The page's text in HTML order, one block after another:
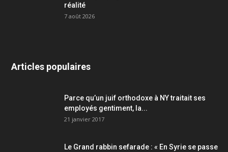
réalité
7 août 2026
Articles populaires
Parce qu’un juif orthodoxe à NY traitait ses
employés gentiment, la...
21 janvier 2017
Le Grand rabbin sefarade : « En Syrie se passe